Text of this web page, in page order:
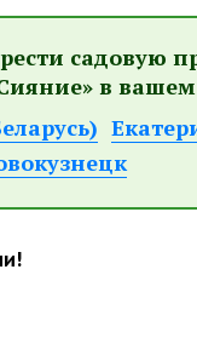
садовую
в